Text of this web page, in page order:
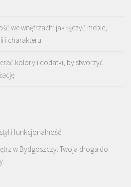
we wnętrzach: jak łączyć meble,
i charakteru
kolory i dodatki, by stworzyć
i funkcjonalność
w Bydgoszczy: Twoja droga do